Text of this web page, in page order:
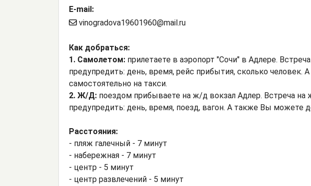
E-mail:
vinogradova19601960@mail.ru
Как добраться:
1. Самолетом: прилетаете в аэропорт "Сочи" в Адлере.
предупредить: день, время, рейс прибытия, сколько
самостоятельно на такси.
2. Ж/Д: поездом прибываете на ж/д вокзал Адлер. Встреча на
предупредить: день, время, поезд, вагон. А также Вы можете
Расстояния:
- пляж галечный - 7 минут
- набережная - 7 минут
- центр - 5 минут
- центр развлечений - 5 минут